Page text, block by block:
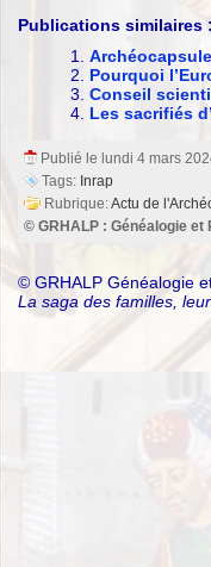
Publications similaires :
Pourquoi
Conseil
Les sacrifiés
Publié le lundi 4 mars
Tags: Inrap
Rubrique:Actu de
© GRHALP : Généalogie
© GRHALP Généalogie
La saga des familles,